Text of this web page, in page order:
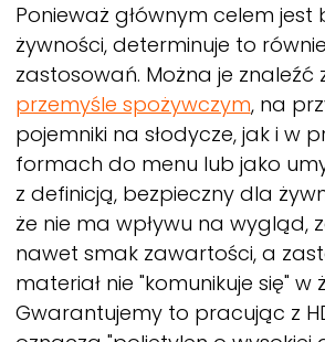
Ponieważ głównym celem jest
żywności, determinuje to
zastosowań. Można je znaleźć
przemyśle spożywczym, na
pojemniki na słodycze, jak i w
formach do menu lub jako
z definicją, bezpieczny dla
że nie ma wpływu na wygląd,
nawet smak zawartości, a
materiał nie "komunikuje się"
Gwarantujemy to pracując z